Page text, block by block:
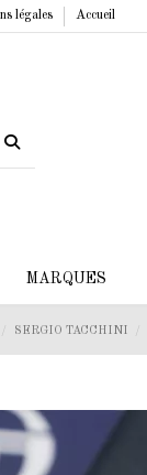
légales Accueil
MARQUES
SERGIO TACCHINI